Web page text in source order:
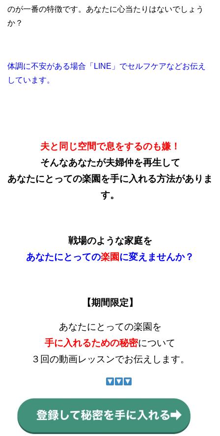
のが一番の特徴です。あなたに心当たりはないでしょう
か？
体調に不安がある場合「LINE」でセルフケアなどお伝え
しています。
夫と同じ空間で息をするのも嫌！
そんなあなたが夫婦仲を再生して
あなたにとっての楽園を手に入れる方法がありま
す。
戦場のような家庭を
あなたにとっての楽園に変えませんか？
【期間限定】
あなたにとっての楽園を
手に入れるための秘密について
３回の動画レッスンでお伝えします。